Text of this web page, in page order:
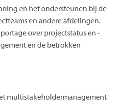
en het ondersteunen bij de
en andere afdelingen.
over projectstatus en -
en de betrokken
multistakeholdermanagement